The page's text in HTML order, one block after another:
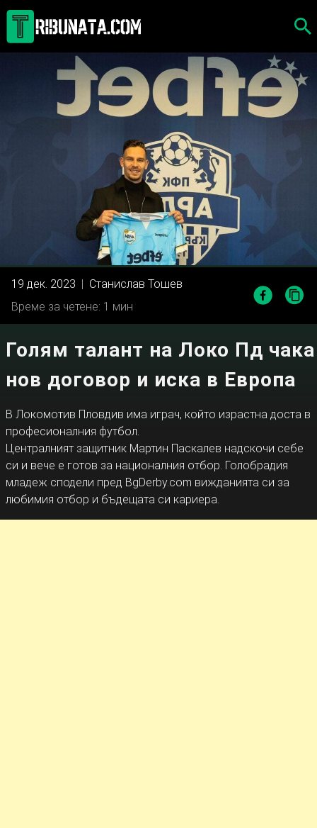
Skip
content
19 дек. 2023
Станислав Тошев
Време за четене: 1 мин
Голям талант на Локо Пд чака
нов договор и иска в Европа
В Локомотив Пловдив има играч, който израстна доста в
професионалния футбол.
Централният защитник Мартин Паскалев надскочи себе
си и вече е готов за националния отбор. Голобрадия
младеж сподели пред BgDerby.com вижданията си за
любимия отбор и бъдещата си кариера.